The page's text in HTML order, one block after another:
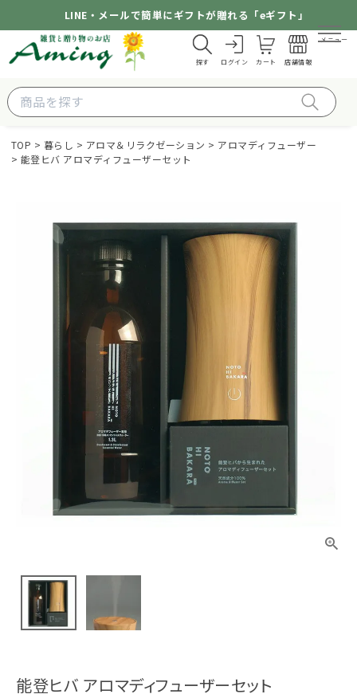
LINE・メールで簡単にギフトが贈れる「eギフト」
探す ログイン カート 店舗情報
メニュー
TOP 暮らし アロマ＆リラクゼーション
アロマディフューザー
能登ヒバ アロマディフューザーセット
能登ヒバ アロマディフューザーセット